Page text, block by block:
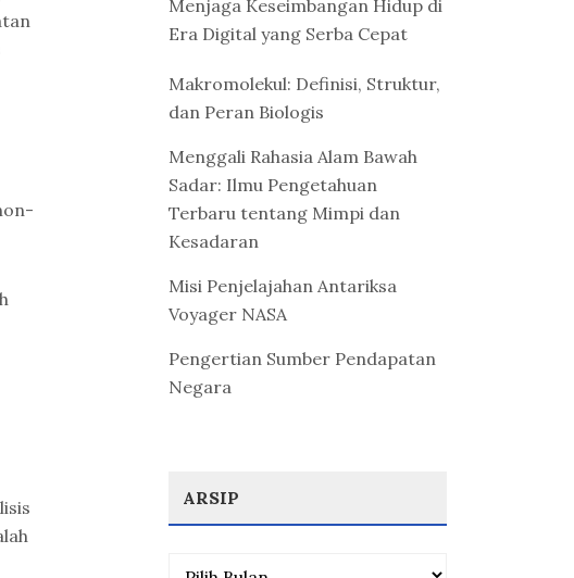
Menjaga Keseimbangan Hidup di
Era Digital yang Serba Cepat
Makromolekul: Definisi, Struktur,
dan Peran Biologis
Menggali Rahasia Alam Bawah
Sadar: Ilmu Pengetahuan
Terbaru tentang Mimpi dan
Kesadaran
Misi Penjelajahan Antariksa
Voyager NASA
Pengertian Sumber Pendapatan
Negara
ARSIP
Arsip